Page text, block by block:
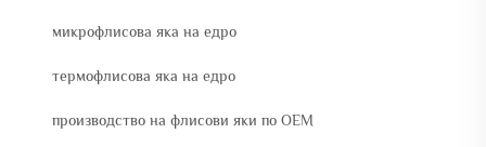
микрофлисова яка на едро
термофлисова яка на едро
производство на флисови яки по OEM